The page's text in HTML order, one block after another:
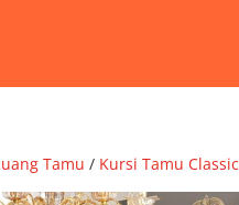
Tamu / Kursi Tamu Classic